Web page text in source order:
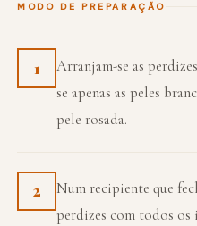
MODO DE PREPARAÇÃO
1
Arranjam-se as
se apenas as peles
pele rosada.
2
Num recipiente que
perdizes com todos os